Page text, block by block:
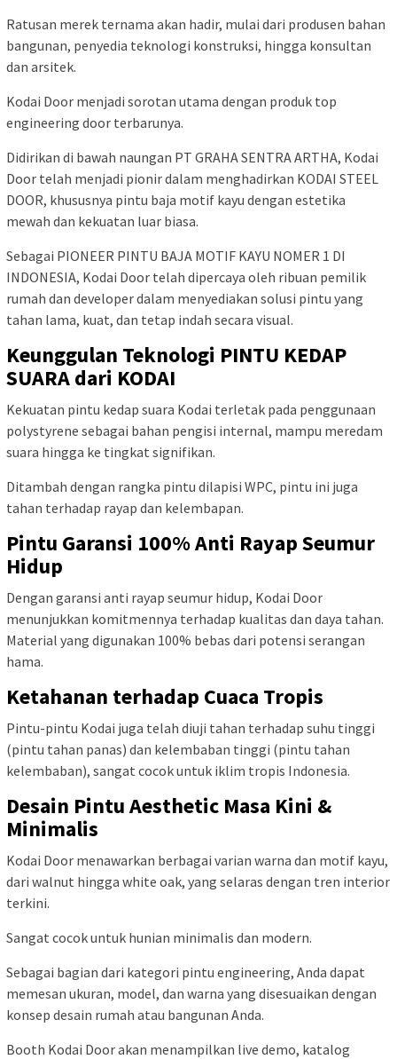
Ratusan merek ternama akan hadir, mulai dari produsen bahan
bangunan, penyedia teknologi konstruksi, hingga konsultan
dan arsitek.
Kodai Door menjadi sorotan utama dengan produk top
engineering door terbarunya.
Didirikan di bawah naungan PT GRAHA SENTRA ARTHA, Kodai
Door telah menjadi pionir dalam menghadirkan KODAI STEEL
DOOR, khususnya pintu baja motif kayu dengan estetika
mewah dan kekuatan luar biasa.
Sebagai PIONEER PINTU BAJA MOTIF KAYU NOMER 1 DI
INDONESIA, Kodai Door telah dipercaya oleh ribuan pemilik
rumah dan developer dalam menyediakan solusi pintu yang
tahan lama, kuat, dan tetap indah secara visual.
Keunggulan Teknologi PINTU KEDAP
SUARA dari KODAI
Kekuatan pintu kedap suara Kodai terletak pada penggunaan
polystyrene sebagai bahan pengisi internal, mampu meredam
suara hingga ke tingkat signifikan.
Ditambah dengan rangka pintu dilapisi WPC, pintu ini juga
tahan terhadap rayap dan kelembapan.
Pintu Garansi 100% Anti Rayap Seumur
Hidup
Dengan garansi anti rayap seumur hidup, Kodai Door
menunjukkan komitmennya terhadap kualitas dan daya tahan.
Material yang digunakan 100% bebas dari potensi serangan
hama.
Ketahanan terhadap Cuaca Tropis
Pintu-pintu Kodai juga telah diuji tahan terhadap suhu tinggi
(pintu tahan panas) dan kelembaban tinggi (pintu tahan
kelembaban), sangat cocok untuk iklim tropis Indonesia.
Desain Pintu Aesthetic Masa Kini &
Minimalis
Kodai Door menawarkan berbagai varian warna dan motif kayu,
dari walnut hingga white oak, yang selaras dengan tren interior
terkini.
Sangat cocok untuk hunian minimalis dan modern.
Sebagai bagian dari kategori pintu engineering, Anda dapat
memesan ukuran, model, dan warna yang disesuaikan dengan
konsep desain rumah atau bangunan Anda.
Booth Kodai Door akan menampilkan live demo, katalog